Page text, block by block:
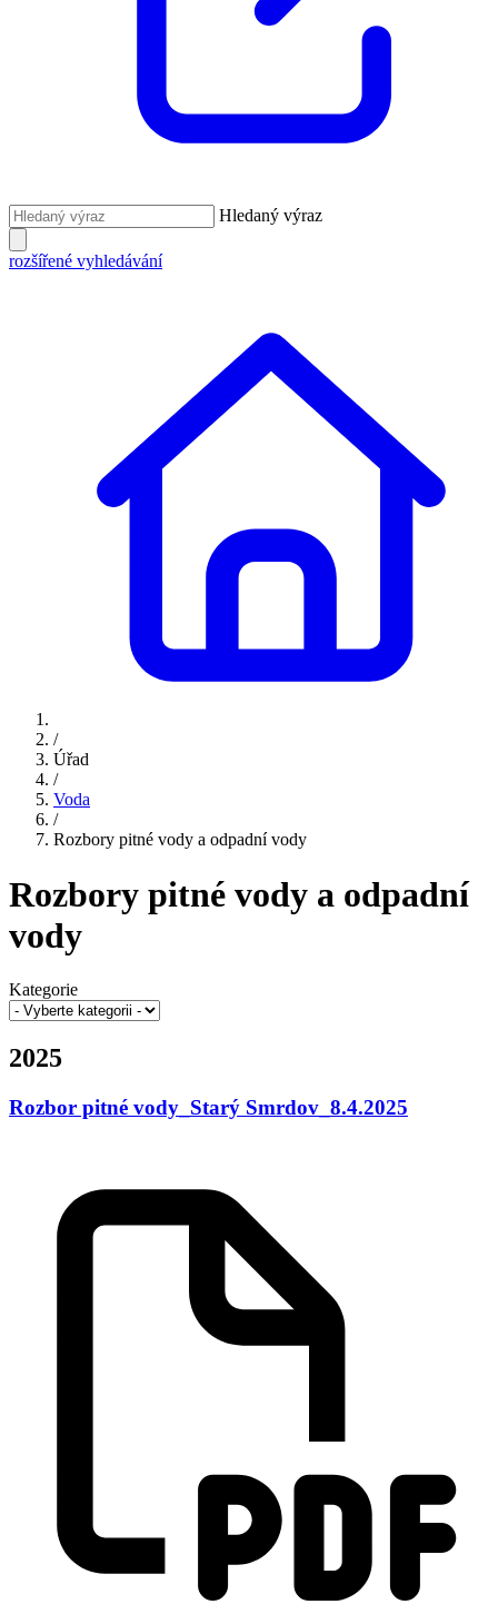
Hledaný výraz
rozšířené vyhledávání
/
Úřad
/
Voda
/
Rozbory pitné vody a odpadní vody
Rozbory pitné vody a odpadní
vody
Kategorie
2025
Rozbor pitné vody_Starý Smrdov_8.4.2025